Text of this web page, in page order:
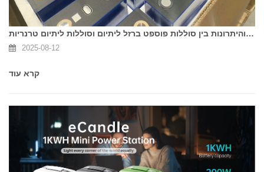
מהם ההבדלים והיתרונות בין סוללות פוספט ברזל ליתיום וסוללות ליתיום טרנריות?
2025-08-12
קרא עוד